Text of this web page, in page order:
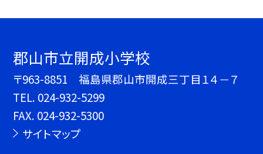
郡山市立開成小学校
〒963-8851 福島県郡山市開成三丁目１４－７
TEL. 024-932-5299
FAX. 024-932-5300
サイトマップ